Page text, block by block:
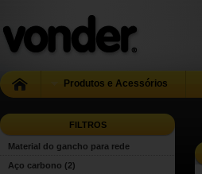
Produtos e Acessórios
FILTROS
Material do gancho para rede
Aço carbono (2)